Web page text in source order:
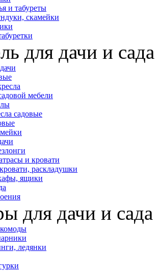
и табуреты
скамейки
для дачи и сада
мебели
садовые
и кровати
раскладушки
ящики
для дачи и сада
ледянки